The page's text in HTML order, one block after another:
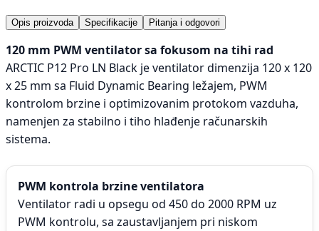
Opis proizvoda Specifikacije Pitanja i odgovori
120 mm PWM ventilator sa fokusom na tihi rad
ARCTIC P12 Pro LN Black je ventilator dimenzija 120 x 120
x 25 mm sa Fluid Dynamic Bearing ležajem, PWM
kontrolom brzine i optimizovanim protokom vazduha,
namenjen za stabilno i tiho hlađenje računarskih
sistema.
PWM kontrola brzine ventilatora
Ventilator radi u opsegu od 450 do 2000 RPM uz
PWM kontrolu, sa zaustavljanjem pri niskom